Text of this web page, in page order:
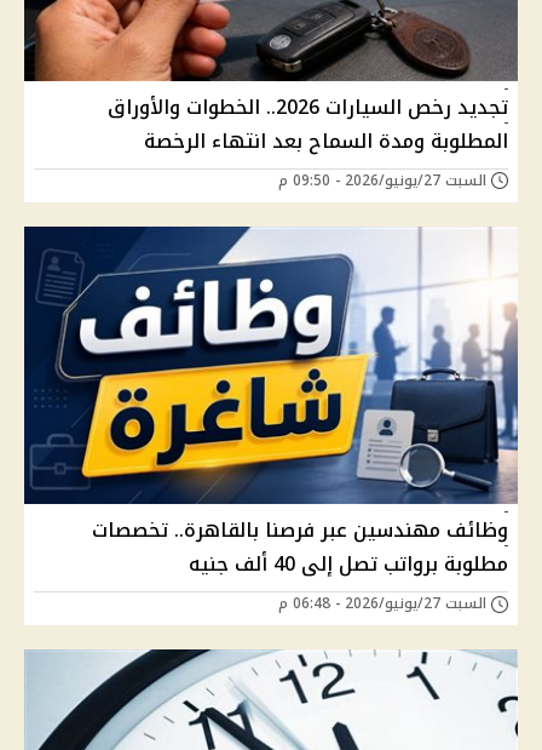
تجديد رخص السيارات 2026.. الخطوات والأوراق
المطلوبة ومدة السماح بعد انتهاء الرخصة
السبت 27/يونيو/2026 - 09:50 م
وظائف مهندسين عبر فرصنا بالقاهرة.. تخصصات
مطلوبة برواتب تصل إلى 40 ألف جنيه
السبت 27/يونيو/2026 - 06:48 م